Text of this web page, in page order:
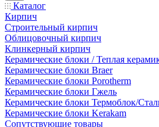
Каталог
Кирпич
Строительный кирпич
Облицовочный кирпич
Клинкерный кирпич
Керамические блоки / Теплая
Керамические блоки Braer
Керамические блоки Porotherm
Керамические блоки Гжель
Керамические блоки Термоблок/
Керамические блоки Kerakam
Сопутствующие товары